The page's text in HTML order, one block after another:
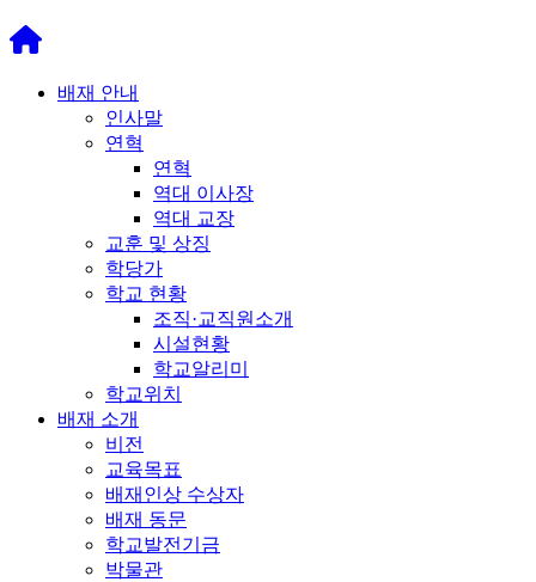
배재 안내
인사말
연혁
연혁
역대 이사장
역대 교장
교훈 및 상징
학당가
학교 현황
조직·교직원소개
시설현황
학교알리미
학교위치
배재 소개
비전
교육목표
배재인상 수상자
배재 동문
학교발전기금
박물관